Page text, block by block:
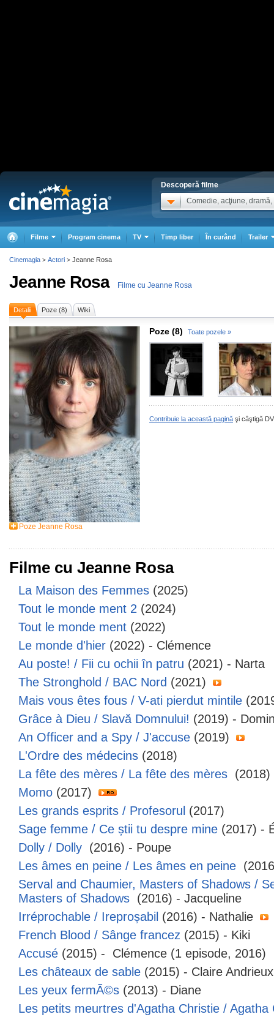
Descoperă filme
Comedie, acţiune, dramă,
Filme Program cinema TV Timp liber În curând Trailer
Jeanne Rosa Filme cu Jeanne Rosa
Detalii Poze (8) Wiki
Poze Jeanne Rosa
Poze (8) Toate pozele »
Contribuie la această pagină şi câştigă
Filme cu Jeanne Rosa
La Maison des Femmes (2025)
Tout le monde ment 2 (2024)
Tout le monde ment (2022)
Le monde d'hier (2022) - Clémence
Au poste! / Fii cu ochii în patru (2021) - Narta
The Stronghold / BAC Nord (2021)
Mais vous êtes fous / V-ati pierdut mintile
Grâce à Dieu / Slavă Domnului! (2019) -
An Officer and a Spy / J'accuse (2019)
L'Ordre des médecins (2018)
La fête des mères / La fête des mères (2018)
Momo (2017)
Les grands esprits / Profesorul (2017)
Sage femme / Ce știi tu despre mine (2017) -
Dolly / Dolly (2016) - Poupe
Les âmes en peine / Les âmes en peine
Serval and Chaumier, Masters of Shadows /
Masters of Shadows (2016) - Jacqueline
Irréprochable / Ireproșabil (2016) - Nathalie
French Blood / Sânge francez (2015) - Kiki
Accusé (2015) - Clémence (1 episode, 2016)
Les châteaux de sable (2015) - Claire Andrieux
Les yeux fermÃ©s (2013) - Diane
Les petits meurtres d'Agatha Christie / Agatha
Cinemagia > Actori > Jeanne Rosa